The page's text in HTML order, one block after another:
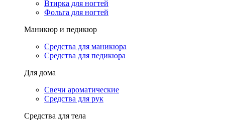
Втирка для ногтей
Фольга для ногтей
Маникюр и педикюр
Средства для маникюра
Средства для педикюра
Для дома
Свечи ароматические
Средства для рук
Средства для тела